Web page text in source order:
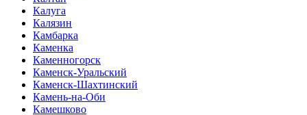
Калуга
Калязин
Камбарка
Каменка
Каменногорск
Каменск-Уральский
Каменск-Шахтинский
Камень-на-Оби
Камешково